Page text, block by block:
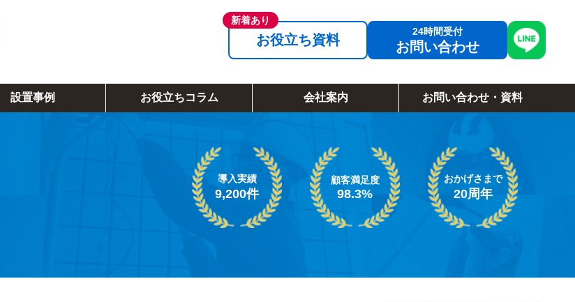
お役立ち資料 お問い合わせ
設置事例 お役立ちコラム 会社案内 お問い合わせ・資料
導入実績
9,200件
顧客満足度
98.3%
おかげさまで
20周年